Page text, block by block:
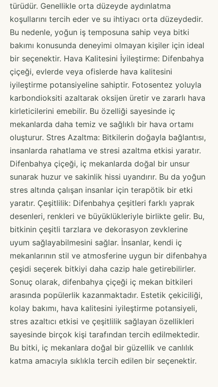
türüdür. Genellikle orta düzeyde aydınlatma
koşullarını tercih eder ve su ihtiyacı orta düzeydedir.
Bu nedenle, yoğun iş temposuna sahip veya bitki
bakımı konusunda deneyimi olmayan kişiler için ideal
bir seçenektir. Hava Kalitesini İyileştirme: Difenbahya
çiçeği, evlerde veya ofislerde hava kalitesini
iyileştirme potansiyeline sahiptir. Fotosentez yoluyla
karbondioksiti azaltarak oksijen üretir ve zararlı hava
kirleticilerini emebilir. Bu özelliği sayesinde iç
mekanlarda daha temiz ve sağlıklı bir hava ortamı
oluşturur. Stres Azaltma: Bitkilerin doğayla bağlantısı,
insanlarda rahatlama ve stresi azaltma etkisi yaratır.
Difenbahya çiçeği, iç mekanlarda doğal bir unsur
sunarak huzur ve sakinlik hissi uyandırır. Bu da yoğun
stres altında çalışan insanlar için terapötik bir etki
yaratır. Çeşitlilik: Difenbahya çeşitleri farklı yaprak
desenleri, renkleri ve büyüklükleriyle birlikte gelir. Bu,
bitkinin çeşitli tarzlara ve dekorasyon zevklerine
uyum sağlayabilmesini sağlar. İnsanlar, kendi iç
mekanlarının stil ve atmosferine uygun bir difenbahya
çeşidi seçerek bitkiyi daha cazip hale getirebilirler.
Sonuç olarak, difenbahya çiçeği iç mekan bitkileri
arasında popülerlik kazanmaktadır. Estetik çekiciliği,
kolay bakımı, hava kalitesini iyileştirme potansiyeli,
stres azaltıcı etkisi ve çeşitlilik sağlayan özellikleri
sayesinde birçok kişi tarafından tercih edilmektedir.
Bu bitki, iç mekanlara doğal bir güzellik ve canlılık
katma amacıyla sıklıkla tercih edilen bir seçenektir.